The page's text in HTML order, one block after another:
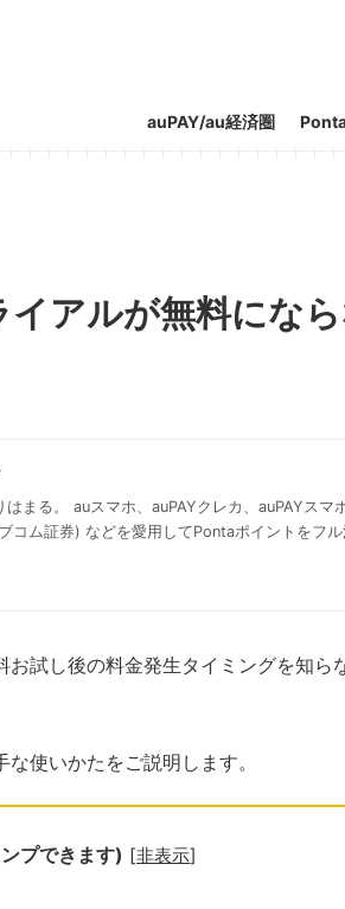
auPAY/au経済圏
イアルが無料にな
はまる。 auスマホ、auPAYクレカ、auPAYス
コム証券) などを愛用してPontaポイントをフル
試し後の料金発生タイミングを知
使いかたをご説明します。
プできます) [非表示]